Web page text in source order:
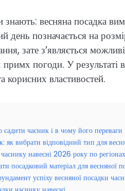
знають: весняна посадка
день позначається на
зате з’являється
погоди. У результаті
корисних властивостей.
садити часник і в чому його переваги
вибрати відповідний тип для
навесні 2026 року по регіонах
посадковий матеріал для весняної
успіху весняної посадки